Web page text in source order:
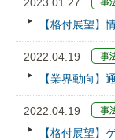
【格付展望】
2022.04.19
【業界動向
2022.04.19
【格付展望】